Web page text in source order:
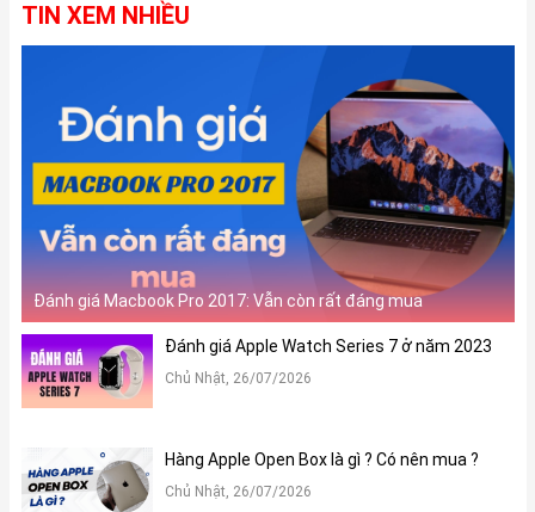
TIN XEM NHIỀU
Đánh giá Macbook Pro 2017: Vẫn còn rất đáng mua
Đánh giá Apple Watch Series 7 ở năm 2023
Chủ Nhật, 26/07/2026
Hàng Apple Open Box là gì ? Có nên mua ?
Chủ Nhật, 26/07/2026